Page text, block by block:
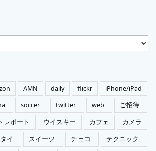
AMN daily flickr
iPhone/iPad
soccer twitter web
ご招待
レポート ウイスキー カフェ
カメラ
イ スイーツ チェコ
テクニック